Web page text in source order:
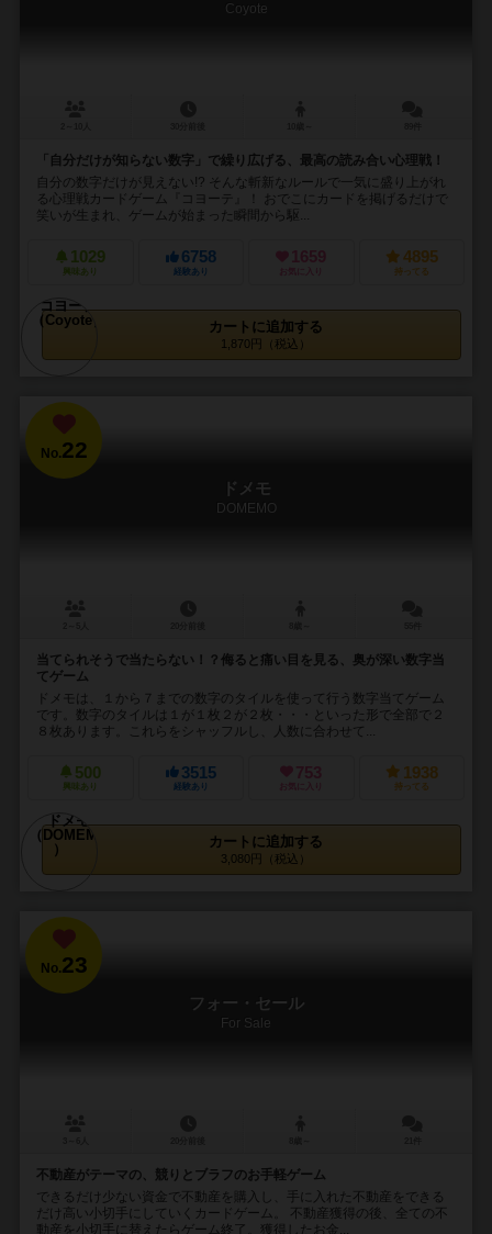
Coyote
「自分だけが知らない数字」で繰り広げる、最高の読み合い心理戦！
自分の数字だけが見えない!? そんな斬新なルールで一気に盛り上がれ
る心理戦カードゲーム『コヨーテ』！ おでこにカードを掲げるだけで
笑いが生まれ、ゲームが始まった瞬間から駆...
1029
興味あり
6758
経験あり
1659
お気に入り
4895
持ってる
カートに追加する
1,870円（税込）
No.22
ドメモ
DOMEMO
当てられそうで当たらない！？侮ると痛い目を見る、奥が深い数字当
てゲーム
ドメモは、１から７までの数字のタイルを使って行う数字当てゲーム
です。数字のタイルは１が１枚２が２枚・・・といった形で全部で２
８枚あります。これらをシャッフルし、人数に合わせて...
500
興味あり
3515
経験あり
753
お気に入り
1938
持ってる
カートに追加する
3,080円（税込）
No.23
フォー・セール
For Sale
不動産がテーマの、競りとブラフのお手軽ゲーム
できるだけ少ない資金で不動産を購入し、手に入れた不動産をできる
だけ高い小切手にしていくカードゲーム。 不動産獲得の後、全ての不
動産を小切手に替えたらゲーム終了。獲得したお金...